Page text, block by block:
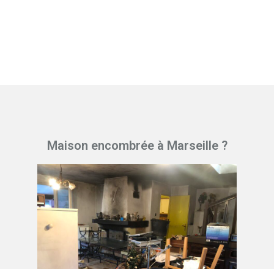
Maison encombrée à Marseille ?